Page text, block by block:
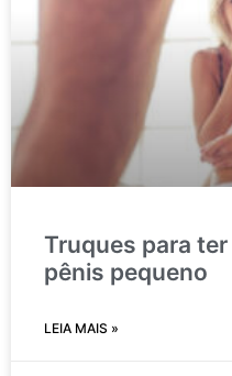
Truques para
pênis pequeno
LEIA MAIS »